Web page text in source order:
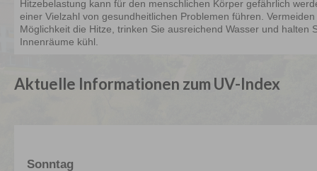
Aktuelle Informationen zum UV-Index